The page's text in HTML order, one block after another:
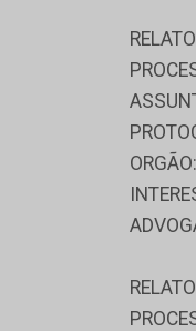
ORGÃO: